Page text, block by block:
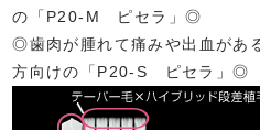
の「P20-M ピセラ」◎
◎歯肉が腫れて痛みや出血があ
方向けの「P20-S ピセラ」◎